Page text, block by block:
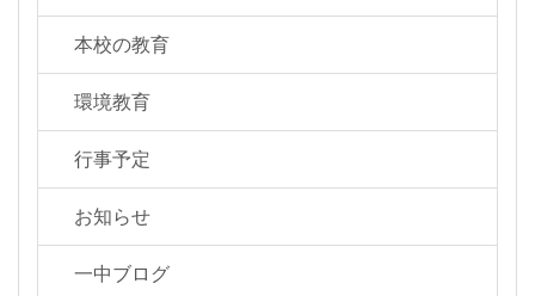
本校の教育
環境教育
行事予定
お知らせ
一中ブログ